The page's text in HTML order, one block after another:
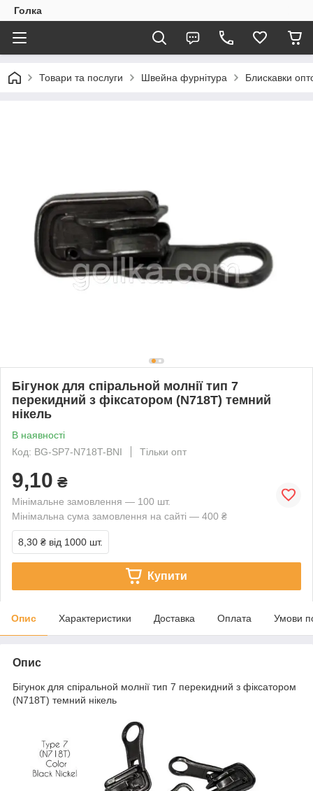
Голка
Товари та послуги Швейна фурнітура Блискавки
Бігунок для спіральной молнії тип 7
перекидний з фіксатором (N718T) темний
нікель
В наявності
Код: BG-SP7-N718T-BNI
Тільки опт
9,10 ₴
Мінімальне замовлення — 100 шт.
Мінімальна сума замовлення на сайті — 400 ₴
8,30 ₴ від 1000 шт.
Купити
Опис Характеристики Доставка Оплата Умови
Опис
Бігунок для спіральной молнії тип 7 перекидний з фіксатором
(N718T) темний нікель